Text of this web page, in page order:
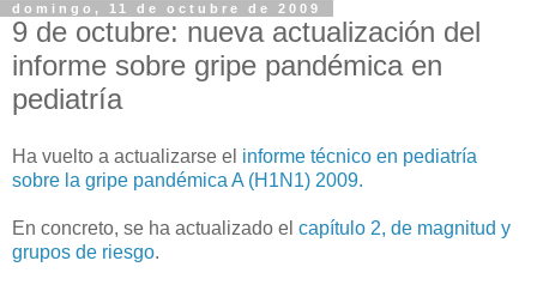
domingo, 11 de octubre de 2009
9 de octubre: nueva actualización del
informe sobre gripe pandémica en
pediatría
Ha vuelto a actualizarse el informe técnico en pediatría
sobre la gripe pandémica A (H1N1) 2009.
En concreto, se ha actualizado el capítulo 2, de magnitud y
grupos de riesgo.